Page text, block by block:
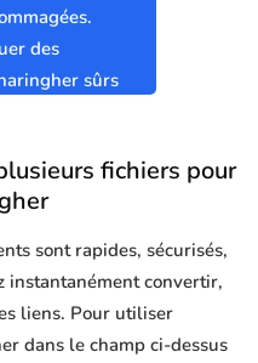
des
sûrs
fichiers pour
sont rapides, sécurisés,
instantanément convertir,
liens. Pour utiliser
dans le champ ci-dessus